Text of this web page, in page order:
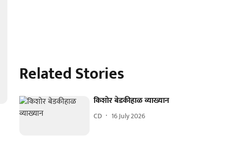
Related Stories
किशोर बेडकीहाळ व्याख्यान
CD 16 July 2026